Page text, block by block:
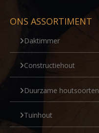
ONS ASSORTIMENT
Daktimmer
Constructiehout
Duurzame houtsoorten
Tuinhout